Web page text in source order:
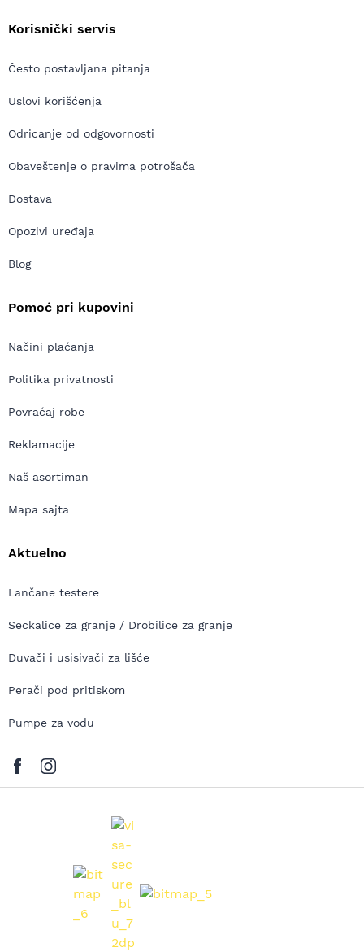
Korisnički servis
Često postavljana pitanja
Uslovi korišćenja
Odricanje od odgovornosti
Obaveštenje o pravima potrošača
Dostava
Opozivi uređaja
Blog
Pomoć pri kupovini
Načini plaćanja
Politika privatnosti
Povraćaj robe
Reklamacije
Naš asortiman
Mapa sajta
Aktuelno
Lančane testere
Seckalice za granje / Drobilice za granje
Duvači i usisivači za lišće
Perači pod pritiskom
Pumpe za vodu